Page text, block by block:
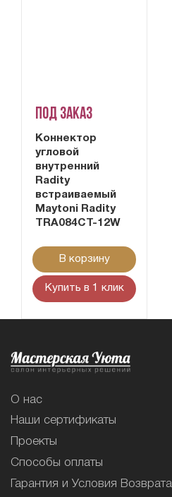
Под заказ
Коннектор
угловой
внутренний
Radity
встраиваемый
Maytoni Radity
TRA084CT-12W
В корзину
Купить в 1 клик
О нас
Наши сертификаты
Проекты
Способы оплаты
Гарантия и Условия Возврата